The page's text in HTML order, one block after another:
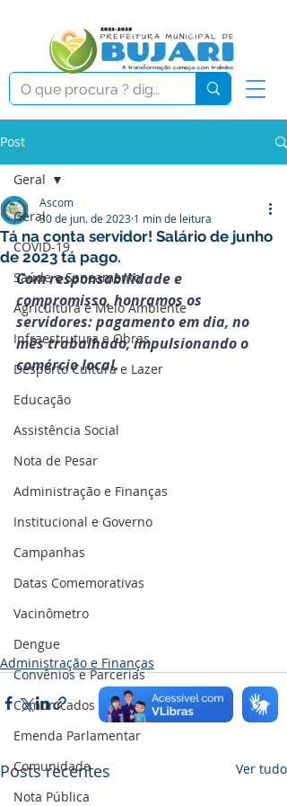
Post
Geral
COVID-19
Saúde e Saneamento
Agricultura e Meio Ambiente
Infraestrutura e Obras
Desporto Cultura e Lazer
Educação
Assistência Social
Nota de Pesar
Administração e Finanças
Institucional e Governo
Campanhas
Datas Comemorativas
Vacinômetro
Dengue
Convênios e Parcerias
Comunicados e Avisos
Emenda Parlamentar
Comunidade
Nota Pública
Geral
Tá na conta servidor! Salário de junho
de 2023 tá pago.
Ascom
30 de jun. de 2023 1 min de leitura
Com responsabilidade e
compromisso, honramos os
servidores: pagamento em dia, no
mês trabalhado, impulsionando o
comércio local.
Administração e Finanças
Posts recentes Ver tudo